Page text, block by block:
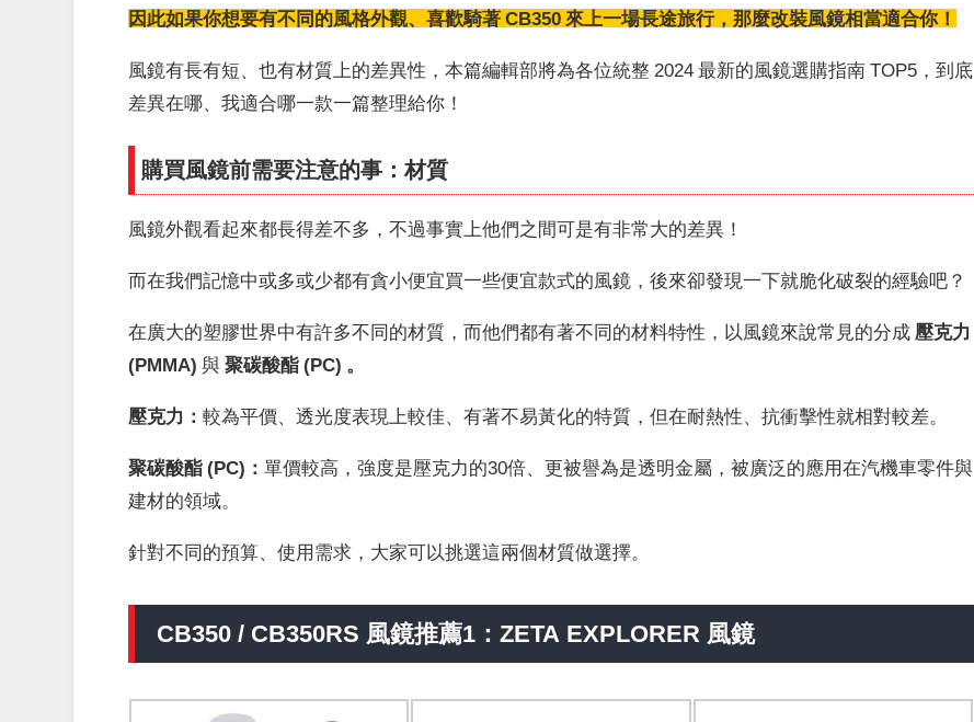
因此如果你想要有不同的風格外觀、喜歡騎著 CB350 來上一場長途旅行，那麼改裝風鏡相當適合你！
風鏡有長有短、也有材質上的差異性，本篇編輯部將為各位統整 2024 最新的風鏡選購指南 TOP5，到底
差異在哪、我適合哪一款一篇整理給你！
購買風鏡前需要注意的事：材質
風鏡外觀看起來都長得差不多，不過事實上他們之間可是有非常大的差異！
而在我們記憶中或多或少都有貪小便宜買一些便宜款式的風鏡，後來卻發現一下就脆化破裂的經驗吧？
在廣大的塑膠世界中有許多不同的材質，而他們都有著不同的材料特性，以風鏡來說常見的分成 壓克力
(PMMA)與聚碳酸酯 (PC) 。
壓克力：較為平價、透光度表現上較佳、有著不易黃化的特質，但在耐熱性、抗衝擊性就相對較差。
聚碳酸酯 (PC)：單價較高，強度是壓克力的30倍、更被譽為是透明金屬，被廣泛的應用在汽機車零件與
建材的領域。
針對不同的預算、使用需求，大家可以挑選這兩個材質做選擇。
CB350 / CB350RS 風鏡推薦1：ZETA EXPLORER 風鏡